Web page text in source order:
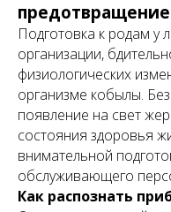
Подготовка к родам у
организации,
физиологических
организме кобылы.
появление на свет
состояния здоровья
внимательной
обслуживающего
Как распознать